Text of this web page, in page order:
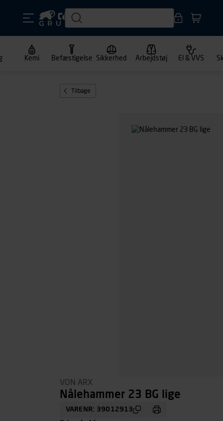
Kemi Befæstigelse Sikkerhed Arbejdstøj El & VVS
Tilbage
VON ARX
Nålehammer 23 BG lige
VARENR: 39012913